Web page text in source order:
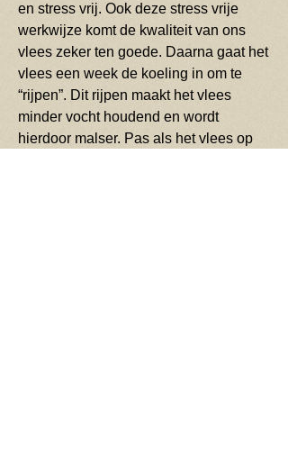
en stress vrij. Ook deze stress vrije
werkwijze komt de kwaliteit van ons
vlees zeker ten goede. Daarna gaat het
vlees een week de koeling in om te
“rijpen”. Dit rijpen maakt het vlees
minder vocht houdend en wordt
hierdoor malser. Pas als het vlees op